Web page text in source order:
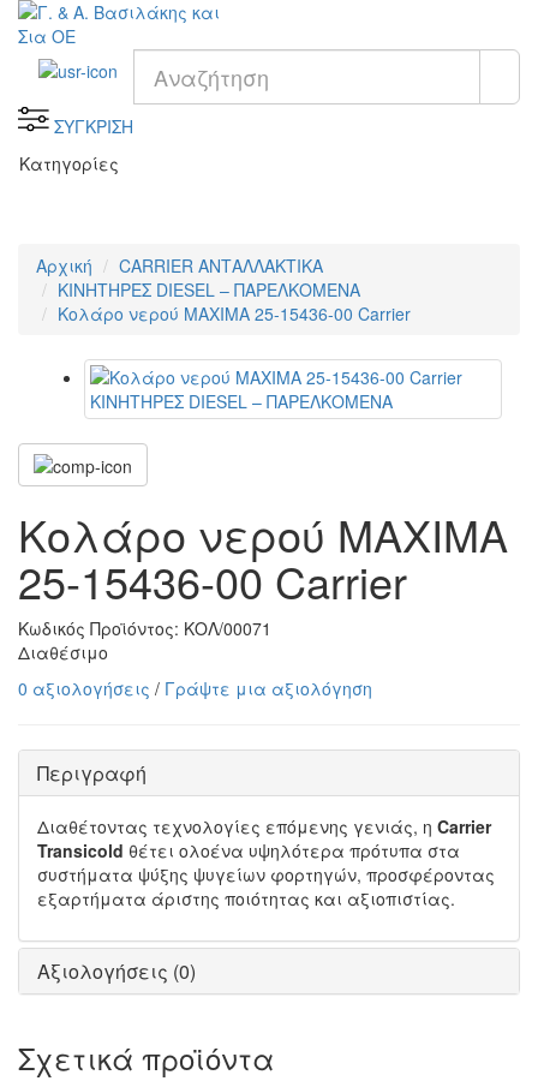
ΣΥΓΚΡΙΣΗ
Κατηγορίες
Αρχική
CARRIER ΑΝΤΑΛΛΑΚΤΙΚΑ
KΙΝΗΤΗΡΕΣ DIESEL – ΠΑΡΕΛΚΟΜΕΝΑ
Κολάρο νερού ΜΑΧΙΜΑ 25-15436-00 Carrier
Κολάρο νερού ΜΑΧΙΜΑ
25-15436-00 Carrier
Κωδικός Προϊόντος: ΚΟΛ/00071
Διαθέσιμο
0 αξιολογήσεις / Γράψτε μια αξιολόγηση
Περιγραφή
Διαθέτοντας τεχνολογίες επόμενης γενιάς, η Carrier
Transicold θέτει ολοένα υψηλότερα πρότυπα στα
συστήματα ψύξης ψυγείων φορτηγών, προσφέροντας
εξαρτήματα άριστης ποιότητας και αξιοπιστίας.
Αξιολογήσεις (0)
Σχετικά προϊόντα